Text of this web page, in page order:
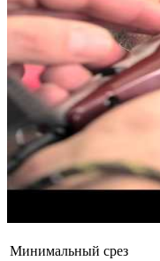
Минимальный срез